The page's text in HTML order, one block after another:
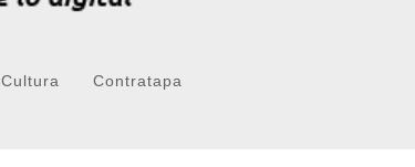
Cultura Contratapa